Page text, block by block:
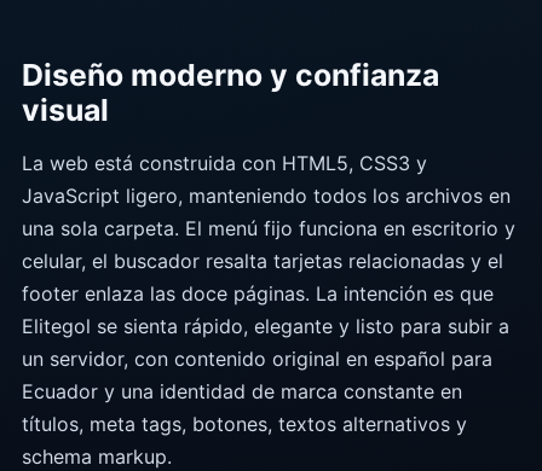
Diseño moderno y confianza
visual
La web está construida con HTML5, CSS3 y
JavaScript ligero, manteniendo todos los archivos en
una sola carpeta. El menú fijo funciona en escritorio y
celular, el buscador resalta tarjetas relacionadas y el
footer enlaza las doce páginas. La intención es que
Elitegol se sienta rápido, elegante y listo para subir a
un servidor, con contenido original en español para
Ecuador y una identidad de marca constante en
títulos, meta tags, botones, textos alternativos y
schema markup.